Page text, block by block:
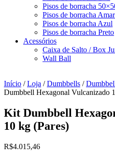
Pisos de borracha
Pisos de borracha
Pisos de borracha Azul
Pisos de borracha Preto
Acessórios
Caixa de Salto / Box
Wall Ball
Início /Loja /Dumbbells /
Dumbbell Hexagonal Vulcanizado
Kit Dumbbell
10 kg (Pares)
R$4.015,46